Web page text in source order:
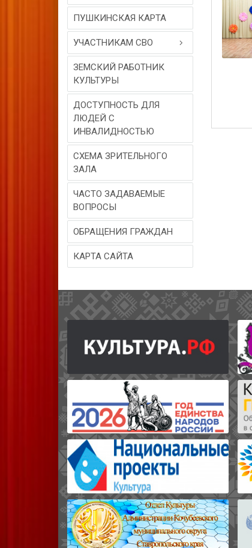
ПУШКИНСКАЯ КАРТА
УЧАСТНИКАМ СВО
ЗЕМСКИЙ РАБОТНИК
КУЛЬТУРЫ
ДОСТУПНОСТЬ ДЛЯ
ЛЮДЕЙ С
ИНВАЛИДНОСТЬЮ
СХЕМА ЗРИТЕЛЬНОГО
ЗАЛА
ЧАСТО ЗАДАВАЕМЫЕ
ВОПРОСЫ
ОБРАЩЕНИЯ ГРАЖДАН
КАРТА САЙТА